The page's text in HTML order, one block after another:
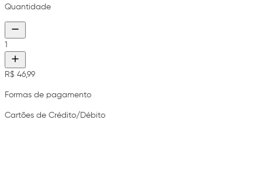
Quantidade
1
R$ 46,99
Formas de pagamento
Cartões de Crédito/Débito